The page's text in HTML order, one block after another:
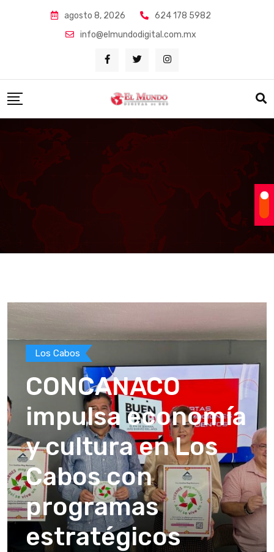
agosto 8, 2026
624 178 5982
info@elmundodigital.com.mx
Los Cabos
CONCANACO
impulsa economía
y cultura en Los
Cabos con
programas
estratégicos